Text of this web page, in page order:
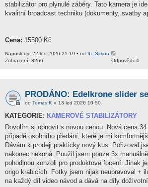
stabilizátor pro plynulé záběry. Tato kamera je
kvalitní broadcast techniku (dokumenty, svatby
Cena: 15500 Kč
Naposledy: 22 led 2026 21:19 • od fb_Šimon
Odpovědi: 0
Zobrazení: 8266
PRODÁNO: Edelkrone slider
od Tomas.K » 13 led 2026 10:50
KATEGORIE: KAMEROVÉ STABILIZÁTORY
Dovolím si obnovit s novou cenou. Nová cena
případě osobního předání, které je mi
Dávám k prodeji prakticky nový kus. Pořizoval
nakonec nekoná. Použil jsem pouze 3x
pohodlnou konzoli pro produktové focení. Jinak
origo krabicích. Fotky jsem nijak neupravoval +
na každý díl video návod a dává na díly